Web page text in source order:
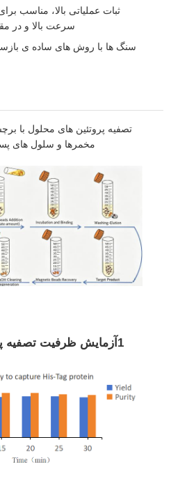
ثبات عملیاتی بالا، مناسب
سرعت بالا و در
سنگ ها با روش های ساده ی
مخمرها و سلول های
1آزمایش ظرفیت تصفیه پروتئین برچسب شده